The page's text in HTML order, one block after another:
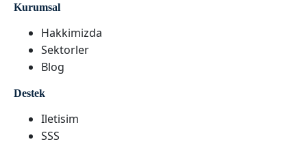
Kurumsal
Hakkimizda
Sektorler
Blog
Destek
Iletisim
SSS